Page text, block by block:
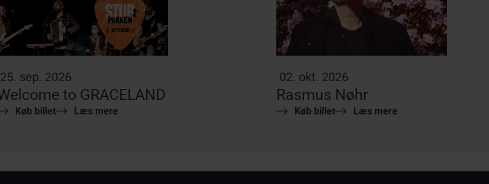
25. sep. 2026
to GRACELAND
Køb billet Læs mere
02. okt. 2026
Rasmus Nøhr
Køb billet Læs mere